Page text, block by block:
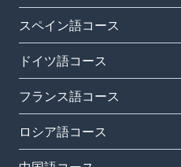
スペイン語コース
ドイツ語コース
フランス語コース
ロシア語コース